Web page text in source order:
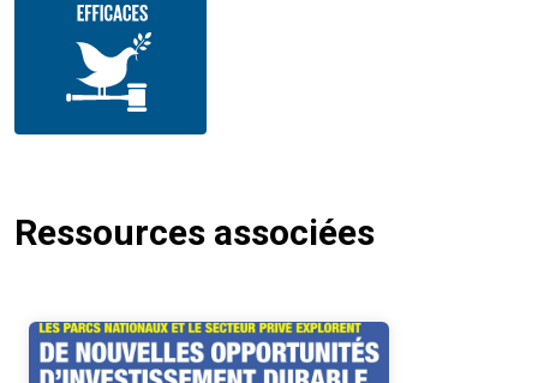
Ressources associées